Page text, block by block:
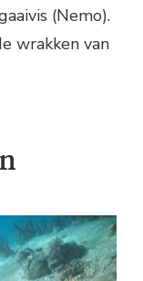
(Nemo).
wrakken van